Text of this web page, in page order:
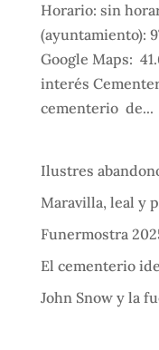
Horario: sin
(ayuntamiento):
Google Maps:
interés
cementerio de...
Ilustres
Maravilla, leal y
Funermostra
El cementerio
John Snow y la